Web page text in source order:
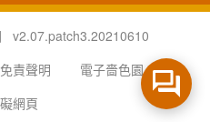
v2.07.patch3.20210610
免責聲明
電子嗇色園
網頁